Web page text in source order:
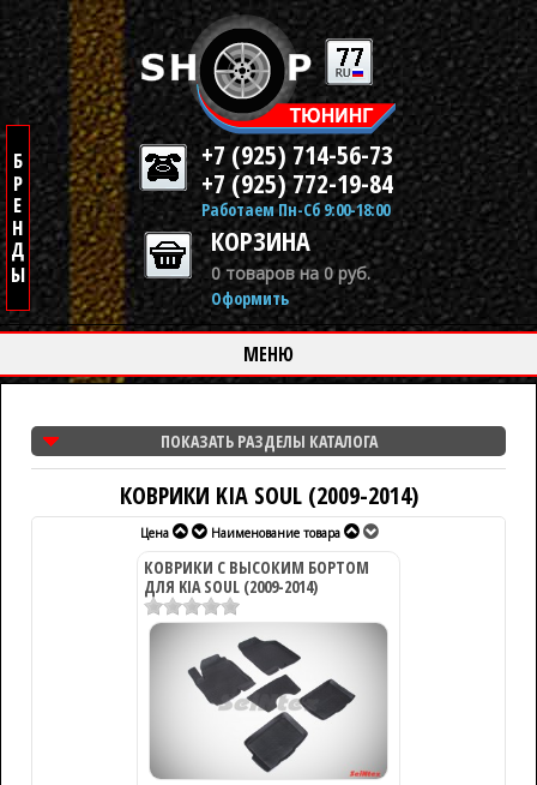
+7 (925) 714-56-73
+7 (925) 772-19-84
Работаем Пн-Сб 9:00-18:00
КОРЗИНА
0 товаров на 0 руб.
Оформить
МЕНЮ
ПОКАЗАТЬ РАЗДЕЛЫ КАТАЛОГА
КОВРИКИ KIA SOUL (2009-2014)
Цена Наименование товара
КОВРИКИ С ВЫСОКИМ БОРТОМ
ДЛЯ KIA SOUL (2009-2014)